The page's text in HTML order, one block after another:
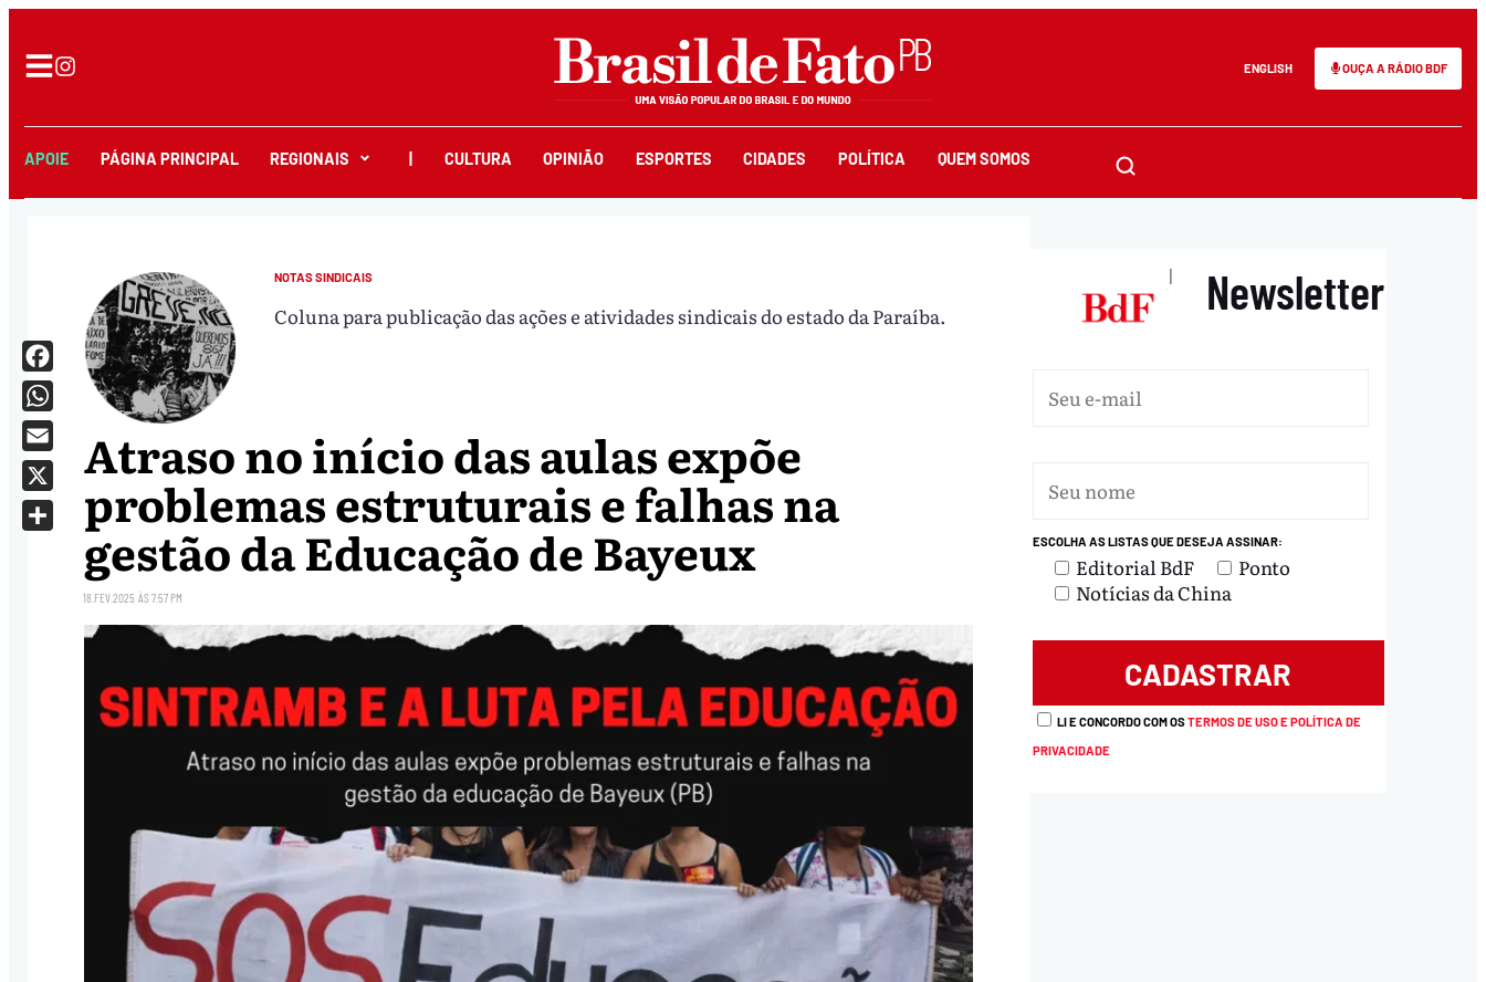
ENGLISH OUÇA A RÁDIO BDF
APOIE PÁGINA PRINCIPAL REGIONAIS CULTURA OPINIÃO ESPORTES CIDADES POLÍTICA QUEM SOMOS
NOTAS SINDICAIS
Coluna para publicação das ações e atividades sindicais do estado da Paraíba.
Atraso no início das aulas expõe
problemas estruturais e falhas na
gestão da Educação de Bayeux
18.FEV.2025 ÀS 7:57 PM
Facebook
WhatsApp
Email
X
| Newsletter
ESCOLHA AS LISTAS QUE DESEJA ASSINAR:
Editorial BdF
Ponto
Notícias da China
LI E CONCORDO COM OSTERMOS DE USO E POLÍTICA DE
PRIVACIDADE